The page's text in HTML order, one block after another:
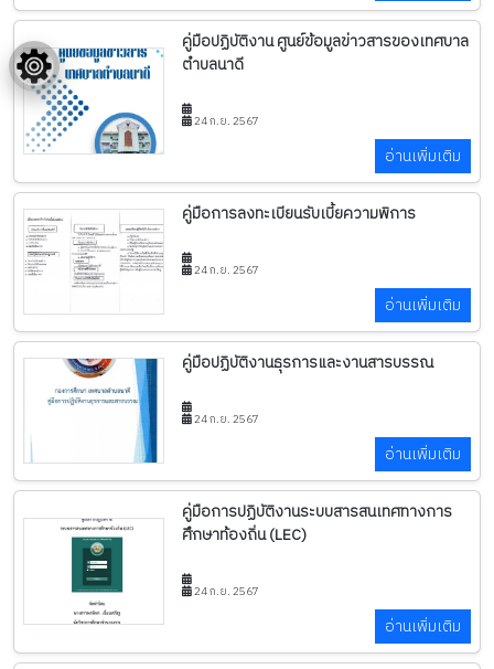
คู่มือปฏิบัติงาน ศูนย์ข้อมูลข่าวสารของเทศบาล
ตำบลนาดี
24 ก.ย. 2567
อ่านเพิ่มเติม
คู่มือการลงทะเบียนรับเบี้ยความพิการ
24 ก.ย. 2567
อ่านเพิ่มเติม
คู่มือปฏิบัติงานธุรการและงานสารบรรณ
24 ก.ย. 2567
อ่านเพิ่มเติม
คู่มือการปฏิบัติงานระบบสารสนเทศทางการ
ศึกษาท้องถิ่น (LEC)
24 ก.ย. 2567
อ่านเพิ่มเติม